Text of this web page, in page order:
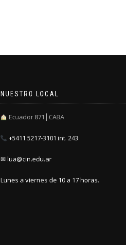
NUESTRO LOCAL
Ecuador 871┃CABA
+5411 5217-3101 int. 243
✉ lua@cin.edu.ar
Lunes a viernes de 10 a 17 horas.